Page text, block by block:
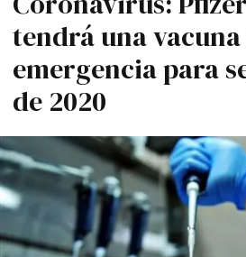
tendrá una
emergencia para
de 2020